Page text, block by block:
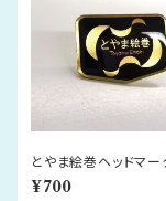
とやま絵巻ヘッドマー
ジ
¥700